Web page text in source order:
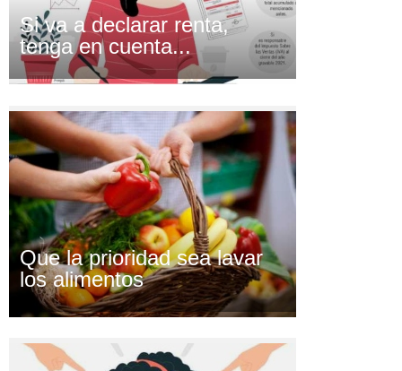
Si va a declarar renta,
tenga en cuenta...
Que la prioridad sea lavar
los alimentos